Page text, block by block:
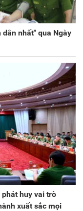
dân nhất" qua Ngày
huy vai trò
xuất sắc mọi